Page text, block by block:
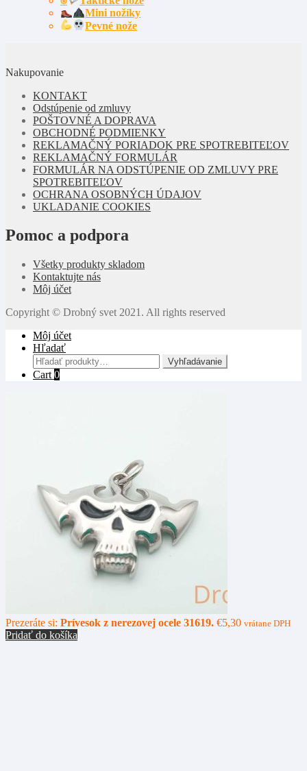
Mini nožíky
Pevné nože
Nakupovanie
KONTAKT
Odstúpenie od zmluvy
POŠTOVNÉ A DOPRAVA
OBCHODNÉ PODMIENKY
REKLAMAČNÝ PORIADOK PRE SPOTREBITEĽOV
REKLAMAČNÝ FORMULÁR
FORMULÁR NA ODSTÚPENIE OD ZMLUVY PRE
SPOTREBITEĽOV
OCHRANA OSOBNÝCH ÚDAJOV
UKLADANIE COOKIES
Pomoc a podpora
Všetky produkty skladom
Kontaktujte nás
Môj účet
Copyright © Drobný svet 2021. All rights reserved
Môj účet
Hľadať
Hľadať:
Vyhľadávanie
Cart 0
Prezeráte si: Prívesok z nerezovej ocele 31619. €5,30 vrátane DPH
Pridať do košíka